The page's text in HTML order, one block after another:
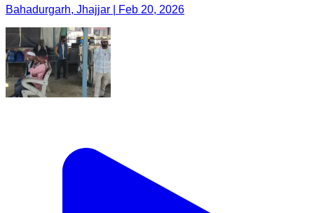
Bahadurgarh, Jhajjar | Feb 20, 2026